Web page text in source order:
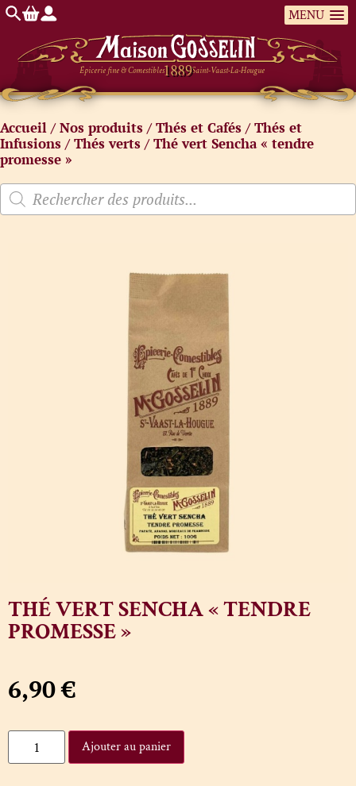
MENU
Épicerie fine & Comestibles Saint-Vaast-La-Hougue
Accueil /Nos produits /Thés et Cafés /Thés et
Infusions /Thés verts / Thé vert Sencha « tendre
promesse »
THÉ VERT SENCHA « TENDRE
PROMESSE »
6,90€
Ajouter au panier